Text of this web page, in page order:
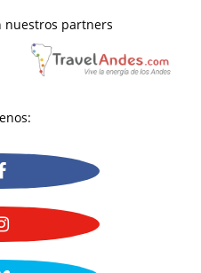
nuestros partners